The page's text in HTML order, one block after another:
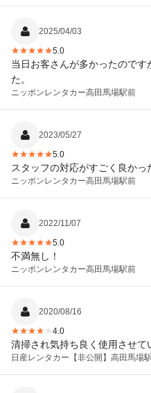
2025/04/03
5.0
当日お客さんが多かったので
た。
ニッポンレンタカー高田馬場駅前
2023/05/27
5.0
スタッフの対応がすごく良かっ
ニッポンレンタカー高田馬場駅前
2022/11/07
5.0
不満無し！
ニッポンレンタカー高田馬場駅前
2020/08/16
4.0
清掃され気持ち良く使用させて
日産レンタカー 【非公開】高田馬場